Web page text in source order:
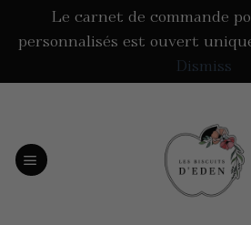
Le carnet de commande
personnalisés est ouvert
Dismiss
contenu